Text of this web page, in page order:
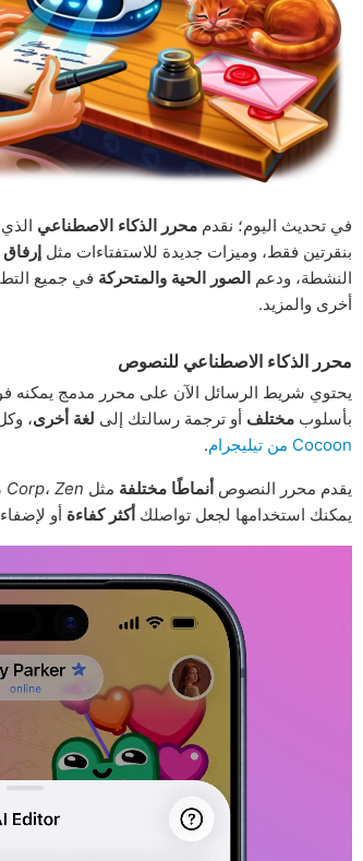
في تحديث اليوم؛ نقدم محرر الذكاء الاصطناعي
بنقرتين فقط، وميزات جديدة للاستفتاءات مثل
النشطة، ودعم الصور الحية والمتحركة في جميع
أخرى والمزيد.
محرر الذكاء الاصطناعي للنصوص
يحتوي شريط الرسائل الآن على محرر مدمج يمكنه
بأسلوب مختلف أو ترجمة رسالتك إلى لغة أخرى،
Cocoon من تيليجرام
.
يقدم محرر النصوص أنماطًا مختلفة مثل Corp، Zen
يمكنك استخدامها لجعل تواصلك أكثر كفاءة أو لإضفاء